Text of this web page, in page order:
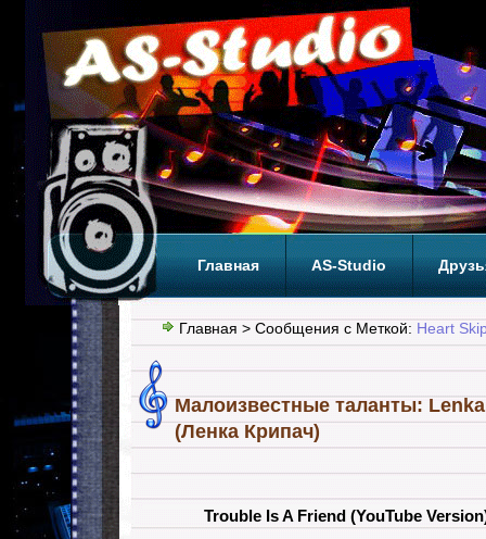
Главная AS-Studio
Теги ТОП
Главная > Сообщения с Меткой: Heart
Малоизвестные таланты:
(Ленка Крипач)
Trouble Is A Friend (YouTube